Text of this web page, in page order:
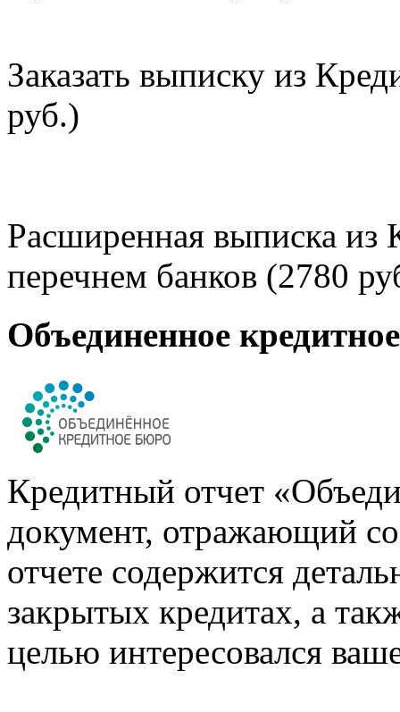
Заказать выписку из
руб.)
Расширенная выписка из
перечнем банков (2780
Объединенное
Кредитный отчет
документ, отражающий
отчете содержится
закрытых кредитах, а
целью интересовался